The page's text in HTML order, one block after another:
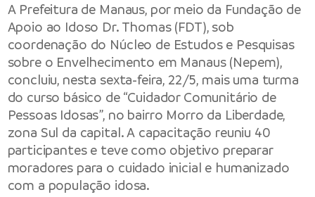
A Prefeitura de Manaus, por meio da Fundação de
Apoio ao Idoso Dr. Thomas (FDT), sob
coordenação do Núcleo de Estudos e Pesquisas
sobre o Envelhecimento em Manaus (Nepem),
concluiu, nesta sexta-feira, 22/5, mais uma turma
do curso básico de “Cuidador Comunitário de
Pessoas Idosas”, no bairro Morro da Liberdade,
zona Sul da capital. A capacitação reuniu 40
participantes e teve como objetivo preparar
moradores para o cuidado inicial e humanizado
com a população idosa.